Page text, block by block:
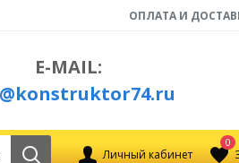
ОПЛАТА И
E-MAIL:
Личный кабинет
0